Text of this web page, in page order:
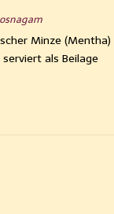
Minze
als Beilage